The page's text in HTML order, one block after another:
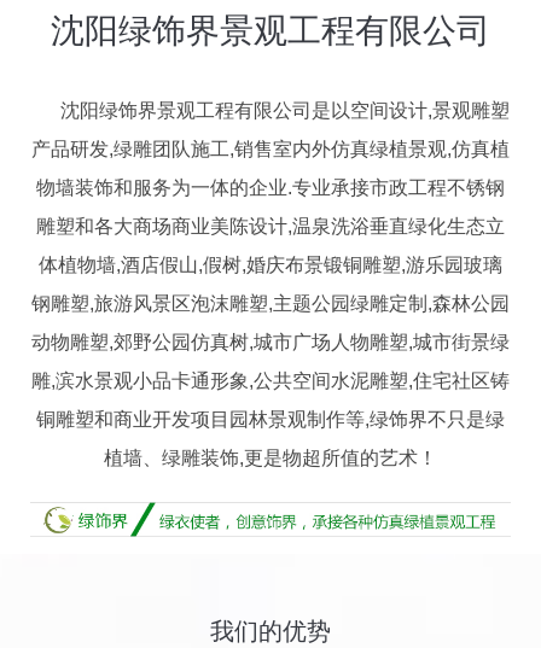
沈阳绿饰界景观工程有限公司
沈阳绿饰界景观工程有限公司是以空间设计,景观雕塑
产品研发,绿雕团队施工,销售室内外仿真绿植景观,仿真植
物墙装饰和服务为一体的企业.专业承接市政工程不锈钢
雕塑和各大商场商业美陈设计,温泉洗浴垂直绿化生态立
体植物墙,酒店假山,假树,婚庆布景锻铜雕塑,游乐园玻璃
钢雕塑,旅游风景区泡沫雕塑,主题公园绿雕定制,森林公园
动物雕塑,郊野公园仿真树,城市广场人物雕塑,城市街景绿
雕,滨水景观小品卡通形象,公共空间水泥雕塑,住宅社区铸
铜雕塑和商业开发项目园林景观制作等,绿饰界不只是绿
植墙、绿雕装饰,更是物超所值的艺术！
我们的优势